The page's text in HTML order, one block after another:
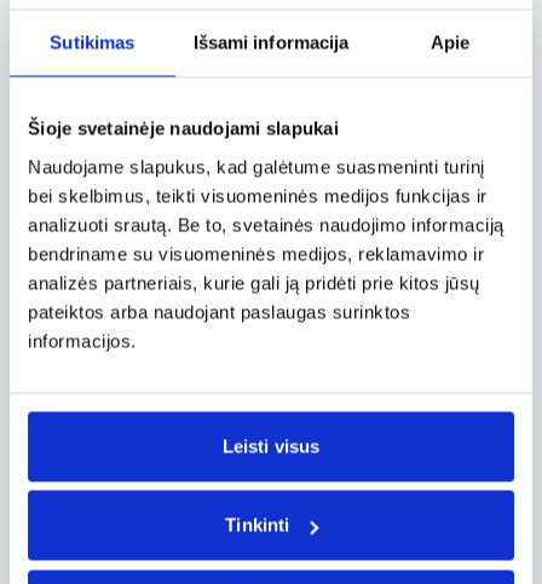
Sutikimas Išsami informacija Apie
Šioje svetainėje naudojami slapukai
Naudojame slapukus, kad galėtume suasmeninti turinį
bei skelbimus, teikti visuomeninės medijos funkcijas ir
analizuoti srautą. Be to, svetainės naudojimo informaciją
bendriname su visuomeninės medijos, reklamavimo ir
analizės partneriais, kurie gali ją pridėti prie kitos jūsų
pateiktos arba naudojant paslaugas surinktos
informacijos.
Leisti visus
Tinkinti
Galite užsiprenumeruoti naujienlaiškį ir pirmieji
sužinoti apie geriausius pasiūlymus arba iš karto
pradėti skrydžių paiešką pagal savo kriterijus
maršrutui iš Palangos (Lietuvos) į Hamburgą
(Vokietiją). Be to, rezervuojant bilietus galima
pasirinkti ir papildomas paslaugas – greitesnę oro
uosto patikrą, kelionės draudimą, sutrikdyto
skrydžio garantiją bei kitus patogumus, kurie
suteikia daugiau ramybės.
Jei norite sutaupyti, verta apsvarstyti keliones
mokesčių už registruotą lagaminą. Išankstinis
planavimas ir lankstumas padės keliauti už
geriausią įmanomą kainą.